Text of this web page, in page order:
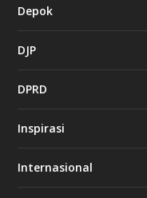
Depok
DJP
DPRD
Inspirasi
Internasional